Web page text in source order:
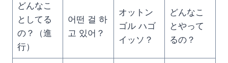
どんなこ
としてる
の？（進
行）
어떤 걸 하
고 있어？
オットン
ゴル ハゴ
イッソ？
どんなこ
とやって
るの？